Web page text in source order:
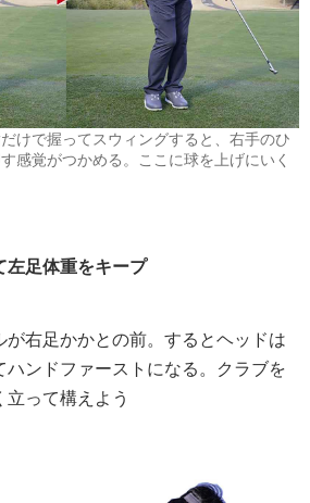
けで握ってスウィングすると、右手のひ
感覚がつかめる。ここに球を上げにいく
左足体重をキープ
右足かかとの前。するとヘッドは
ンドファーストになる。クラブを
って構えよう